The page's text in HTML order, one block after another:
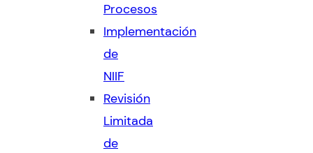
Procesos
Implementación
de
NIIF
Revisión
Limitada
de